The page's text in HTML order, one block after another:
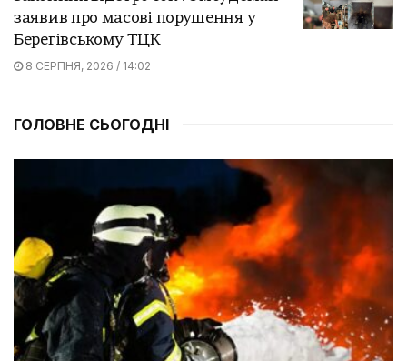
заявив про масові порушення у
Берегівському ТЦК
8 СЕРПНЯ, 2026 / 14:02
ГОЛОВНЕ СЬОГОДНІ